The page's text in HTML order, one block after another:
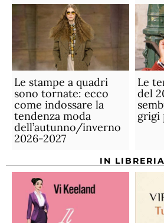
Le stampe a quadri
sono tornate: ecco
come indossare la
tendenza moda
dell’autunno/inverno
2026-2027
Le
del
grigi
IN LIBRERIA